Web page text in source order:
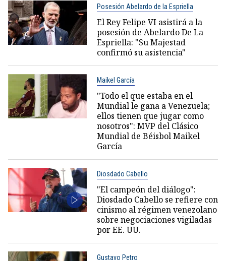
Posesión Abelardo de la Espriella
El Rey Felipe VI asistirá a la
posesión de Abelardo De La
Espriella: "Su Majestad
confirmó su asistencia"
Maikel García
"Todo el que estaba en el
Mundial le gana a Venezuela;
ellos tienen que jugar como
nosotros": MVP del Clásico
Mundial de Béisbol Maikel
García
Diosdado Cabello
"El campeón del diálogo":
Diosdado Cabello se refiere con
cinismo al régimen venezolano
sobre negociaciones vigiladas
por EE. UU.
Gustavo Petro